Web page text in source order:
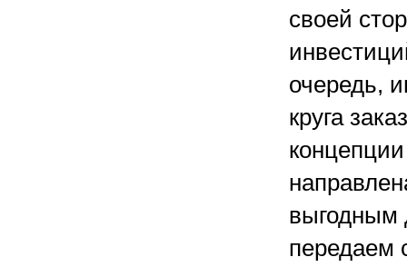
своей
очередь,
круга
выгодным
передаем